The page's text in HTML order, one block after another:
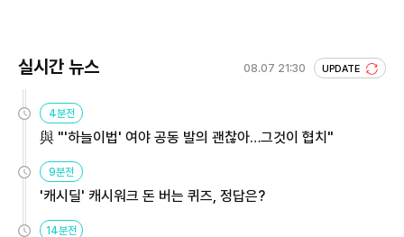
실시간 뉴스 08.07 21:30 UPDATE
4분전
與 "'하늘이법' 여야 공동 발의 괜찮아…그것이 협치"
9분전
'캐시딜' 캐시워크 돈 버는 퀴즈, 정답은?
14분전